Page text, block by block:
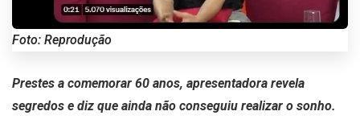
Foto: Reprodução
Prestes a comemorar 60 anos, apresentadora revela
segredos e diz que ainda não conseguiu realizar o sonho.